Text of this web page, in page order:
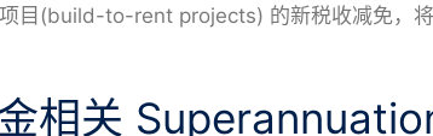
目(build-to-rent projects) 的新税收减免，
相关